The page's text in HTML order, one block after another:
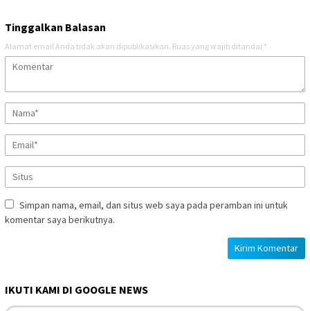
Tinggalkan Balasan
Alamat email Anda tidak akan dipublikasikan. Ruas yang wajib ditandai *
Simpan nama, email, dan situs web saya pada peramban ini untuk
komentar saya berikutnya.
IKUTI KAMI DI GOOGLE NEWS